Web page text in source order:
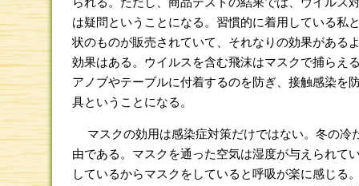
は疑問ということになる。習慣的に着用している私
状のものが販売されていて、それなりの効果がある
効果はある。ウイルスを含む飛沫はマスクで捕らえ
アノブやテーブルに付着するのを防ぎ、接触感染を
具ということになる。
マスクの効用は感染症対策だけではない。冬の冷
由である。マスクを通った空気は湿度が与えられて
しているからマスクをしていると呼吸が楽に感じる